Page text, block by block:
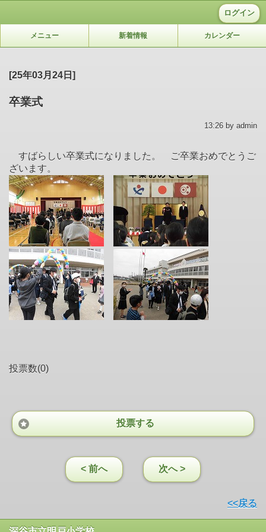
ログイン
メニュー 新着情報 カレンダー
[25年03月24日]
卒業式
13:26 by admin
すばらしい卒業式になりました。 ご卒業おめでとうご
ざいます。
投票数(0)
投票する
< 前へ 次へ >
<<戻る